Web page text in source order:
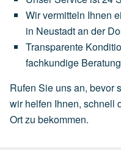
Wirvermitteln Ihnen
in Neustadt an der
Transparente
fachkundige
Rufen Sie uns an, bevor
wir helfen Ihnen, schnell
Ort zu bekommen.